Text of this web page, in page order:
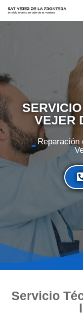
Saltar
VEJER
Servicio